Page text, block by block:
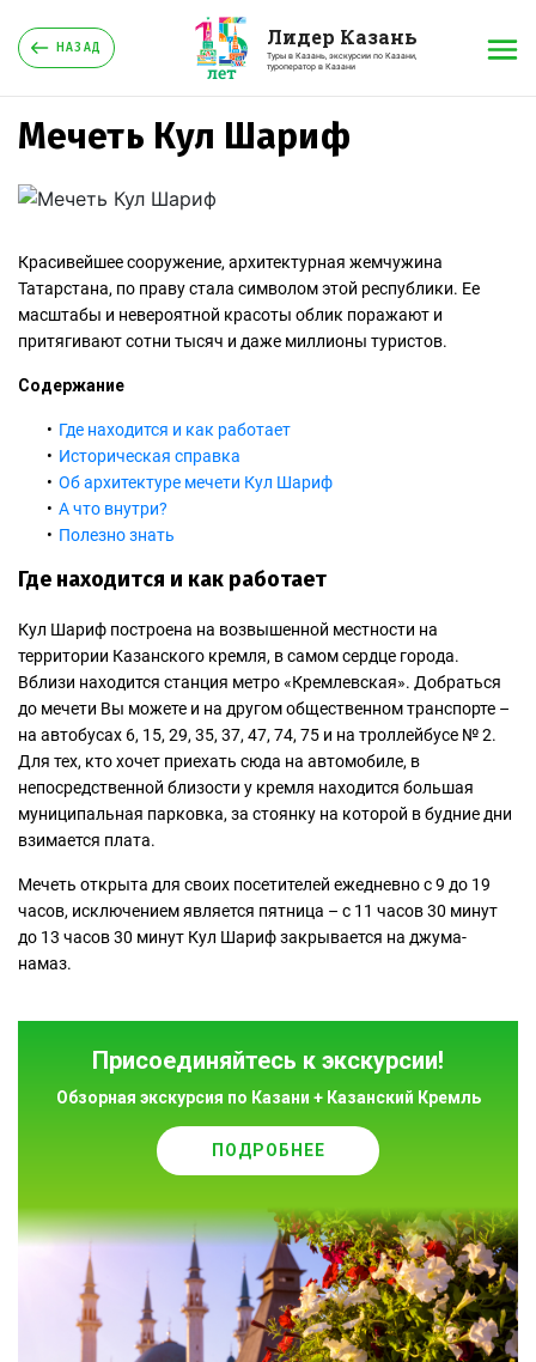
НАЗАД Лидер Казань
Туры в Казань, экскурсии по Казани,
туроператор в Казани
Мечеть Кул Шариф
Красивейшее сооружение, архитектурная жемчужина
Татарстана, по праву стала символом этой республики. Ее
масштабы и невероятной красоты облик поражают и
притягивают сотни тысяч и даже миллионы туристов.
Содержание
Где находится и как работает
Историческая справка
Об архитектуре мечети Кул Шариф
А что внутри?
Полезно знать
Где находится и как работает
Кул Шариф построена на возвышенной местности на
территории Казанского кремля, в самом сердце города.
Вблизи находится станция метро «Кремлевская». Добраться
до мечети Вы можете и на другом общественном транспорте –
на автобусах 6, 15, 29, 35, 37, 47, 74, 75 и на троллейбусе № 2.
Для тех, кто хочет приехать сюда на автомобиле, в
непосредственной близости у кремля находится большая
муниципальная парковка, за стоянку на которой в будние дни
взимается плата.
Мечеть открыта для своих посетителей ежедневно с 9 до 19
часов, исключением является пятница – с 11 часов 30 минут
до 13 часов 30 минут Кул Шариф закрывается на джума-
намаз.
Присоединяйтесь к экскурсии!
Обзорная экскурсия по Казани + Казанский Кремль
ПОДРОБНЕЕ